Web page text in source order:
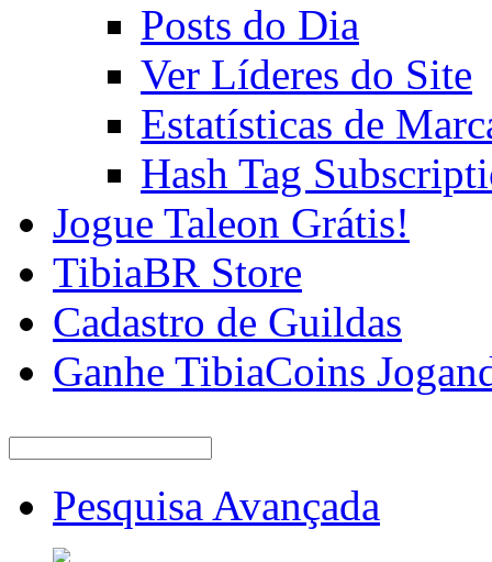
Posts do Dia
Ver Líderes do Site
Estatísticas de
Hash Tag
Jogue Taleon Grátis!
TibiaBR Store
Cadastro de Guildas
Ganhe TibiaCoins
Pesquisa Avançada